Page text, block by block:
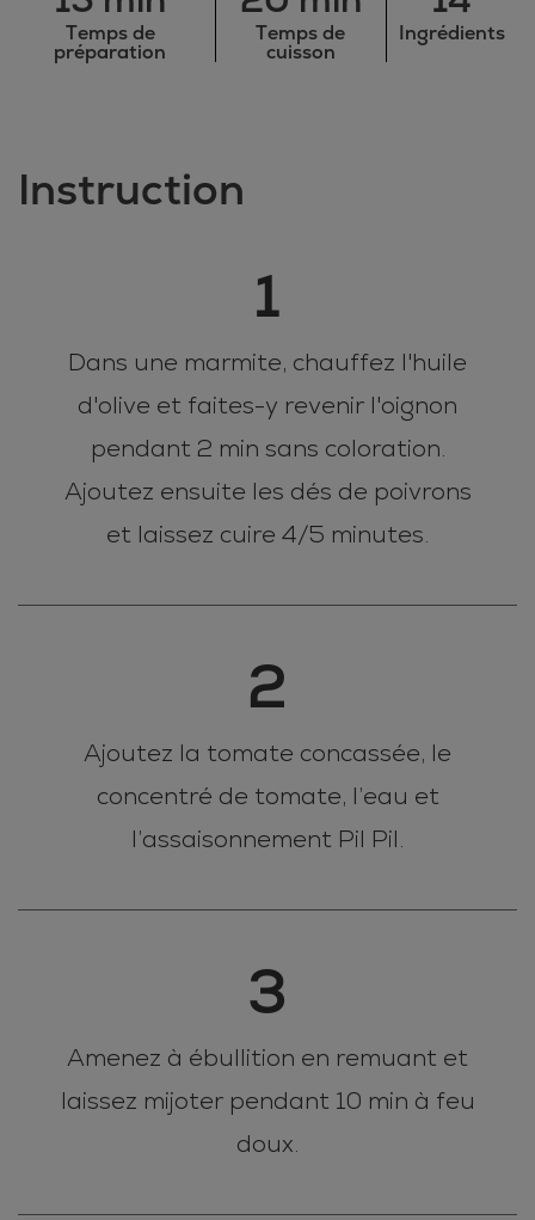
Temps de
préparation
Temps de
cuisson
Ingrédients
Instruction
1
Dans une marmite, chauffez l'huile
d'olive et faites-y revenir l'oignon
pendant 2 min sans coloration.
Ajoutez ensuite les dés de poivrons
et laissez cuire 4/5 minutes.
2
Ajoutez la tomate concassée, le
concentré de tomate, l’eau et
l’assaisonnement Pil Pil.
3
Amenez à ébullition en remuant et
laissez mijoter pendant 10 min à feu
doux.